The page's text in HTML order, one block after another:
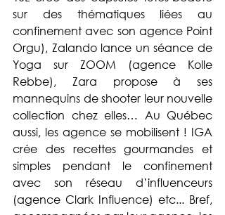
sur des thématiques liées au
confinement avec son agence Point
Orgu), Zalando lance un séance de
Yoga sur ZOOM (agence Kolle
Rebbe), Zara propose à ses
mannequins de shooter leur nouvelle
collection chez elles… Au Québec
aussi, les agence se mobilisent ! IGA
crée des recettes gourmandes et
simples pendant le confinement
avec son réseau d’influenceurs
(agence Clark Influence) etc... Bref,